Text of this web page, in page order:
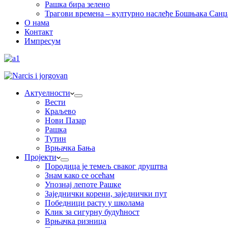
Рашка бира зелено
Трагови времена – културно наслеђе Бошњака
О нама
Контакт
Импресум
Актуелности
Вести
Краљево
Нови Пазар
Рашка
Тутин
Врњачка Бања
Пројекти
Породица је темељ сваког друштва
Знам како се осећам
Упознај лепоте Рашке
Заједнички корени, заједнички пут
Победници расту у школама
Клик за сигурну будућност
Врњачка ризница